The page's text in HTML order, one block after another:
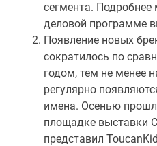
сегмента.
деловой программе
Появление новых
сократилось по
годом, тем не менее
регулярно
имена. Осенью
площадке выставки
представил